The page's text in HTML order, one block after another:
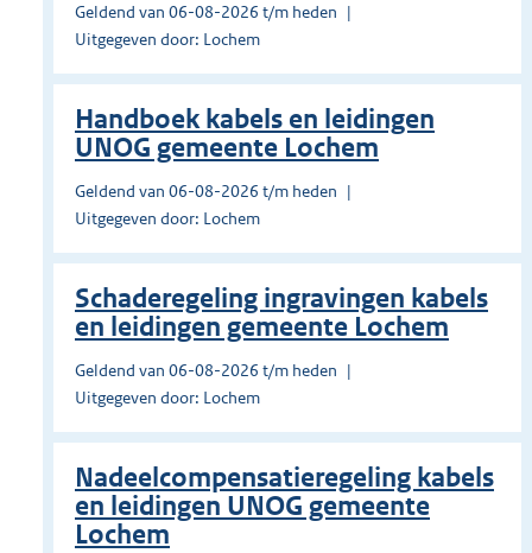
Geldend van 06-08-2026 t/m heden
Uitgegeven door: Lochem
Handboek kabels en leidingen
UNOG gemeente Lochem
Geldend van 06-08-2026 t/m heden
Uitgegeven door: Lochem
Schaderegeling ingravingen kabels
en leidingen gemeente Lochem
Geldend van 06-08-2026 t/m heden
Uitgegeven door: Lochem
Nadeelcompensatieregeling kabels
en leidingen UNOG gemeente
Lochem